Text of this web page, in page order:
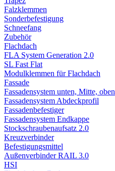
Falzklemmen
Sonderbefestigung
Schneefang
Zubehör
Flachdach
FLA System Generation 2.0
SL Fast Flat
Modulklemmen für Flachdach
Fassade
Fassadensystem unten, Mitte, oben
Fassadensystem Abdeckprofil
Fassadenbefestiger
Fassadensystem Endkappe
Stockschrauben­aufsatz 2.0
Kreuzverbinder
Befestigungsmittel
Außenverbinder RAIL 3.0
HSI